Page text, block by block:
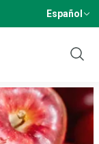
Español
Show